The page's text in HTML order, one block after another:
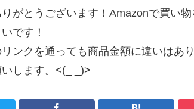
がとうございます！Amazonで買い
です！
ンクを通っても商品金額に違いはあり
します。<(_ _)>